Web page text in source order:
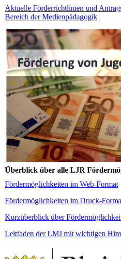
Aktuelle Förderrichtlinien und
Bereich der Medienpädagogik
Überblick über alle LJR
Fördermöglichkeiten im Web-Format
Fördermöglichkeiten im Druck-
Kurzüberblick über
Leitfaden der LMJ mit wichtigen